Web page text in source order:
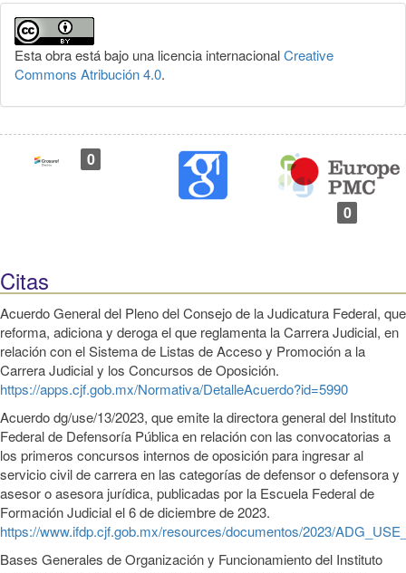
Esta obra está bajo una licencia internacionalCreative
Commons Atribución 4.0.
0
0
Citas
Acuerdo General del Pleno del Consejo de la Judicatura Federal, que
reforma, adiciona y deroga el que reglamenta la Carrera Judicial, en
relación con el Sistema de Listas de Acceso y Promoción a la
Carrera Judicial y los Concursos de Oposición.
https://apps.cjf.gob.mx/Normativa/DetalleAcuerdo?id=5990
Acuerdo dg/use/13/2023, que emite la directora general del Instituto
Federal de Defensoría Pública en relación con las convocatorias a
los primeros concursos internos de oposición para ingresar al
servicio civil de carrera en las categorías de defensor o defensora y
asesor o asesora jurídica, publicadas por la Escuela Federal de
Formación Judicial el 6 de diciembre de 2023.
https://www.ifdp.cjf.gob.mx/resources/documentos/2023/
Bases Generales de Organización y Funcionamiento del Instituto